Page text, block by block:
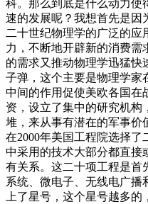
科。那么到底是什么动力使
速的发展呢？我想首先是因
二十世纪物理学的广泛的
力，不断地开辟新的消费需
的需求又推动物理学迅猛快
子弹，这个主要是物理学家
中间的作用促使美欧各国在
资，设立了集中的研究机构
堆，来从事有潜在的军事价
在2000年美国工程院选择
中采用的技术大部分都直接
有关系。这二十项工程是首
系统、微电子、无线电广播
上了星号，这个星号越多的